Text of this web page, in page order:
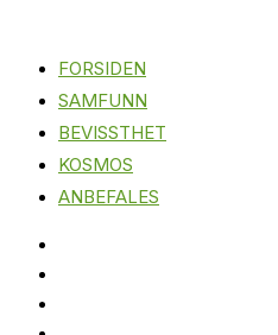
FORSIDEN
SAMFUNN
BEVISSTHET
KOSMOS
ANBEFALES